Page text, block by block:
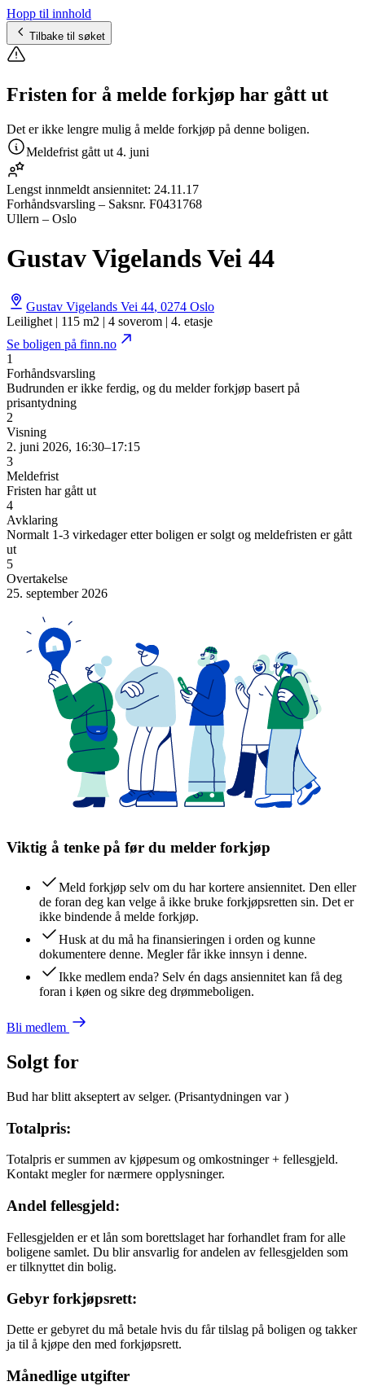
Hopp til innhold
Tilbake til søket
Fristen for å melde forkjøp har gått ut
Det er ikke lengre mulig å melde forkjøp på denne boligen.
Meldefrist gått ut 4. juni
Lengst innmeldt ansiennitet: 24.11.17
Forhåndsvarsling – Saksnr. F0431768
Ullern – Oslo
Gustav Vigelands Vei 44
Gustav Vigelands Vei 44, 0274 Oslo
Leilighet | 115 m2 | 4 soverom | 4. etasje
Se boligen på finn.no
1
Forhåndsvarsling
Budrunden er ikke ferdig, og du melder forkjøp basert på
prisantydning
2
Visning
2. juni 2026, 16:30–17:15
3
Meldefrist
Fristen har gått ut
4
Avklaring
Normalt 1-3 virkedager etter boligen er solgt og meldefristen er gått
ut
5
Overtakelse
25. september 2026
Viktig å tenke på før du melder forkjøp
Meld forkjøp selv om du har kortere ansiennitet. Den eller
de foran deg kan velge å ikke bruke forkjøpsretten sin. Det er
ikke bindende å melde forkjøp.
Husk at du må ha finansieringen i orden og kunne
dokumentere denne. Megler får ikke innsyn i denne.
Ikke medlem enda? Selv én dags ansiennitet kan få deg
foran i køen og sikre deg drømmeboligen.
Bli medlem
Solgt for
Bud har blitt akseptert av selger. (Prisantydningen var)
Totalpris:
Totalpris er summen av kjøpesum og omkostninger + fellesgjeld.
Kontakt megler for nærmere opplysninger.
Andel fellesgjeld:
Fellesgjelden er et lån som borettslaget har forhandlet fram for alle
boligene samlet. Du blir ansvarlig for andelen av fellesgjelden som
er tilknyttet din bolig.
Gebyr forkjøpsrett:
Dette er gebyret du må betale hvis du får tilslag på boligen og takker
ja til å kjøpe den med forkjøpsrett.
Månedlige utgifter